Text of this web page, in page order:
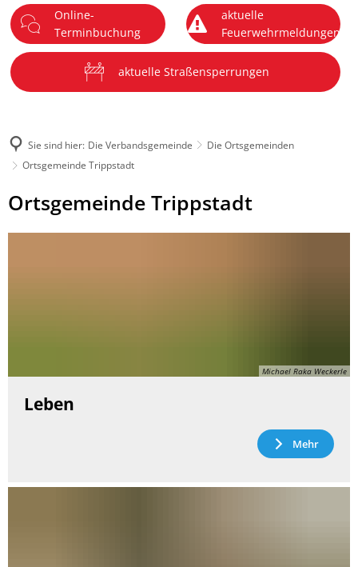
Menü
Online-
Terminbuchung
aktuelle
Feuerwehrmeldungen
aktuelle Straßensperrungen
Sie sind hier: Die Verbandsgemeinde
Die Ortsgemeinden
Ortsgemeinde Trippstadt
Ortsgemeinde
Trippstadt
Ortsgemeinde Trippstadt
Michael Raka Weckerle
Leben
Mehr